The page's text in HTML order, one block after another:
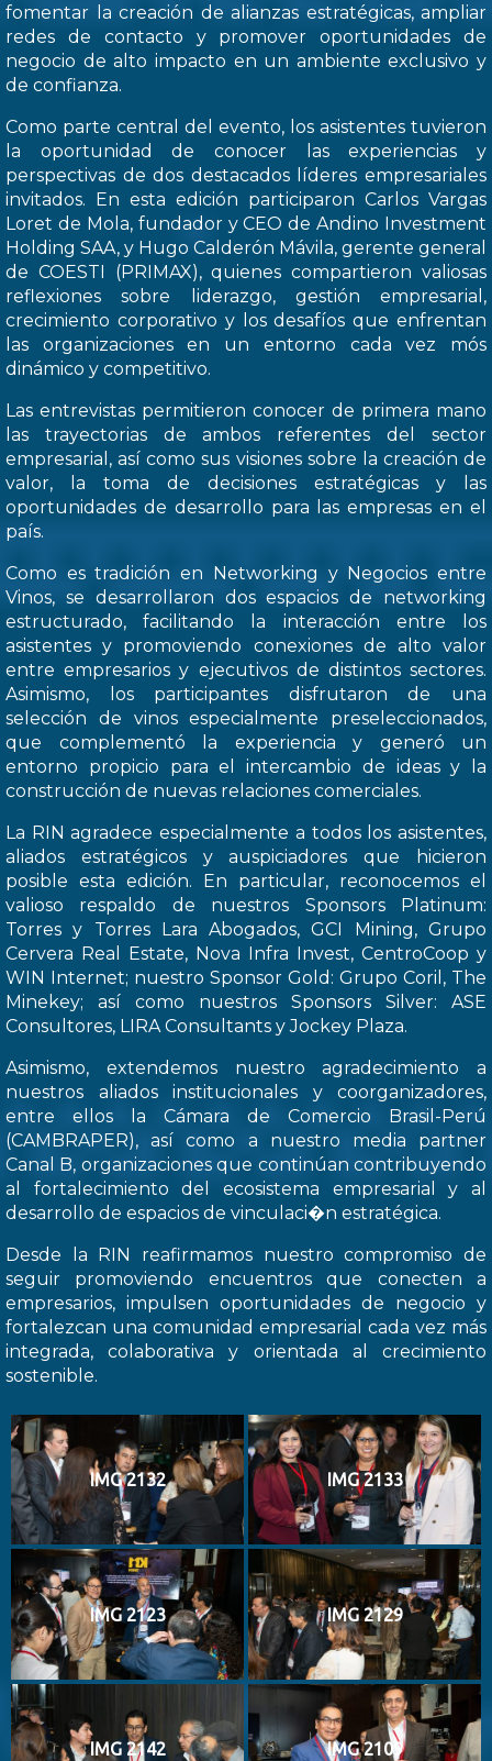
fomentar la creación de alianzas estratégicas, ampliar
redes de contacto y promover oportunidades de
negocio de alto impacto en un ambiente exclusivo y
de confianza.
Como parte central del evento, los asistentes tuvieron
la oportunidad de conocer las experiencias y
perspectivas de dos destacados líderes empresariales
invitados. En esta edición participaron Carlos Vargas
Loret de Mola, fundador y CEO de Andino Investment
Holding SAA, y Hugo Calderón Mávila, gerente general
de COESTI (PRIMAX), quienes compartieron valiosas
reflexiones sobre liderazgo, gestión empresarial,
crecimiento corporativo y los desafíos que enfrentan
las organizaciones en un entorno cada vez mós
dinámico y competitivo.
Las entrevistas permitieron conocer de primera mano
las trayectorias de ambos referentes del sector
empresarial, así como sus visiones sobre la creación de
valor, la toma de decisiones estratégicas y las
oportunidades de desarrollo para las empresas en el
país.
Como es tradición en Networking y Negocios entre
Vinos, se desarrollaron dos espacios de networking
estructurado, facilitando la interacción entre los
asistentes y promoviendo conexiones de alto valor
entre empresarios y ejecutivos de distintos sectores.
Asimismo, los participantes disfrutaron de una
selección de vinos especialmente preseleccionados,
que complementó la experiencia y generó un
entorno propicio para el intercambio de ideas y la
construcción de nuevas relaciones comerciales.
La RIN agradece especialmente a todos los asistentes,
aliados estratégicos y auspiciadores que hicieron
posible esta edición. En particular, reconocemos el
valioso respaldo de nuestros Sponsors Platinum:
Torres y Torres Lara Abogados, GCI Mining, Grupo
Cervera Real Estate, Nova Infra Invest, CentroCoop y
WIN Internet; nuestro Sponsor Gold: Grupo Coril, The
Minekey; así como nuestros Sponsors Silver: ASE
Consultores, LIRA Consultants y Jockey Plaza.
Asimismo, extendemos nuestro agradecimiento a
nuestros aliados institucionales y coorganizadores,
entre ellos la Cámara de Comercio Brasil-Perú
(CAMBRAPER), así como a nuestro media partner
Canal B, organizaciones que continúan contribuyendo
al fortalecimiento del ecosistema empresarial y al
desarrollo de espacios de vinculaci�n estratégica.
Desde la RIN reafirmamos nuestro compromiso de
seguir promoviendo encuentros que conecten a
empresarios, impulsen oportunidades de negocio y
fortalezcan una comunidad empresarial cada vez más
integrada, colaborativa y orientada al crecimiento
sostenible.
IMG 2132 IMG 2133
IMG 2123 IMG 2129
IMG 2142 IMG 2109